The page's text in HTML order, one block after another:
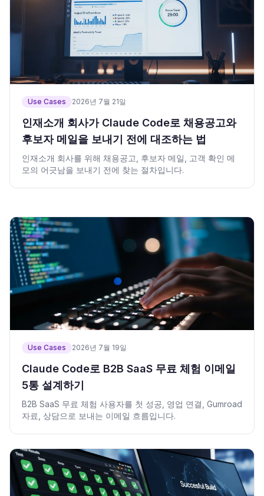
Use Cases 2026년 7월 21일
인재소개 회사가 Claude Code로 채용공고와
후보자 메일을 보내기 전에 대조하는 법
인재소개 회사를 위해 채용공고, 후보자 메일, 고객 확인 메
모의 어긋남을 보내기 전에 찾는 절차입니다.
Use Cases 2026년 7월 19일
Claude Code로 B2B SaaS 무료 체험 이메일
5통 설계하기
B2B SaaS 무료 체험 사용자를 첫 성공, 영업 연결, Gumroad
자료, 상담으로 보내는 이메일 흐름입니다.